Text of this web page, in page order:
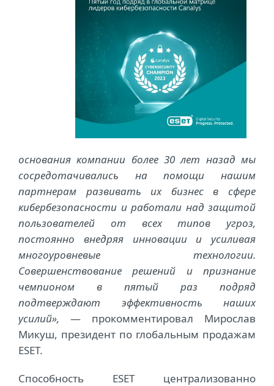
основания компании более 30 лет назад мы
сосредотачивались на помощи нашим
партнерам развивать их бизнес в сфере
кибербезопасности и работали над защитой
пользователей от всех типов угроз,
постоянно внедряя инновации и усиливая
многоуровневые технологии.
Совершенствование решений и признание
чемпионом в пятый раз подряд
подтверждают эффективность наших
усилий», — прокомментировал Мирослав
Микуш, президент по глобальным продажам
ESET.
Способность ESET централизованно